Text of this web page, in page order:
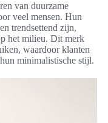
van duurzame
veel mensen. Hun
trendsettend zijn,
het milieu. Dit merk
waardoor klanten
minimalistische stijl.